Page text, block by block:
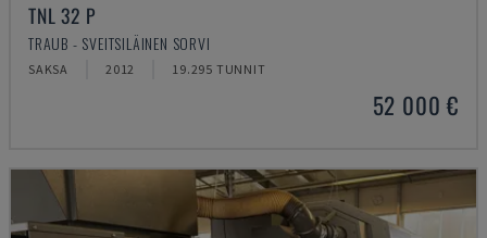
TNL 32 P
TRAUB - SVEITSILÄINEN SORVI
SAKSA 2012 19.295 TUNNIT
52 000 €